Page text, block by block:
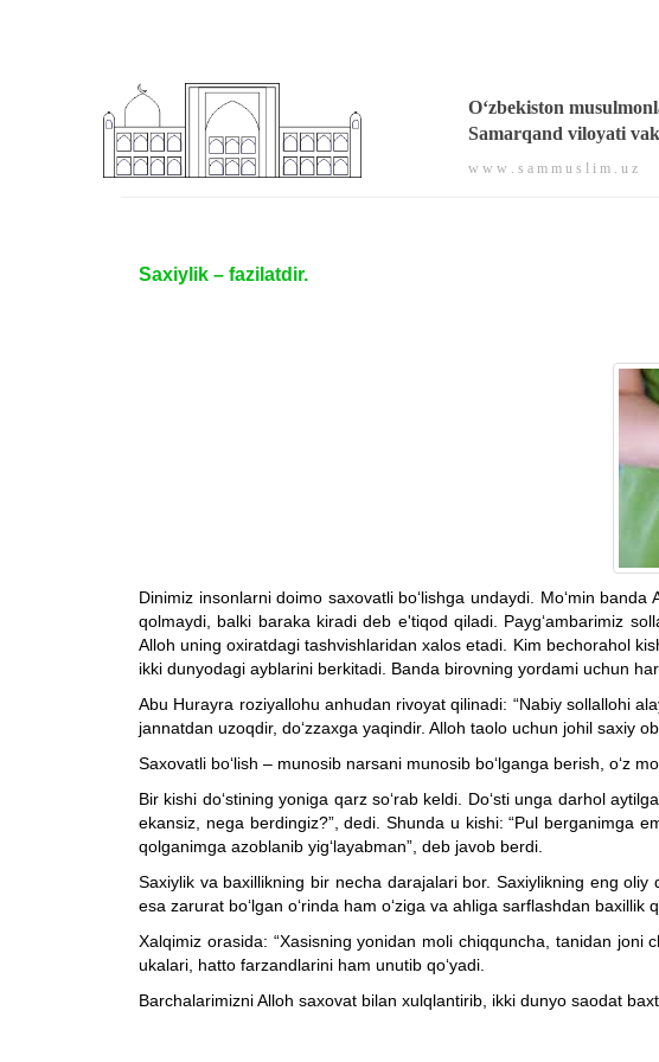
O‘zbekiston
Samarqand viloyati
w w w . s a m m u s l i m . u z
Saxiylik – fazilatdir.
Dinimiz insonlarni doimo saxovatli bo‘lishga undaydi. Mo‘min
qolmaydi, balki baraka kiradi deb e'tiqod qiladi. Payg‘ambarimiz
Alloh uning oxiratdagi tashvishlaridan xalos etadi. Kim bechorahol
ikki dunyodagi ayblarini berkitadi. Banda birovning yordami uchun
Abu Hurayra roziyallohu anhudan rivoyat qilinadi: “Nabiy sollallohi
jannatdan uzoqdir, do‘zzaxga yaqindir. Alloh taolo uchun johil saxiy
Saxovatli bo‘lish – munosib narsani munosib bo‘lganga berish, o‘z
Bir kishi do‘stining yoniga qarz so‘rab keldi. Do‘sti unga darhol
ekansiz, nega berdingiz?”, dedi. Shunda u kishi: “Pul berganimga
qolganimga azoblanib yig‘layabman”, deb javob berdi.
Saxiylik va baxillikning bir necha darajalari bor. Saxiylikning eng oliy
esa zarurat bo‘lgan o‘rinda ham o‘ziga va ahliga sarflashdan baxillik
Xalqimiz orasida: “Xasisning yonidan moli chiqquncha, tanidan joni
ukalari, hatto farzandlarini ham unutib qo‘yadi.
Barchalarimizni Alloh saxovat bilan xulqlantirib, ikki dunyo saodat